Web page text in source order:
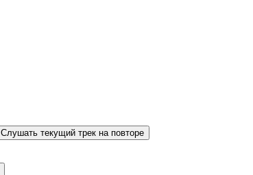
Слушать текущий трек на повторе